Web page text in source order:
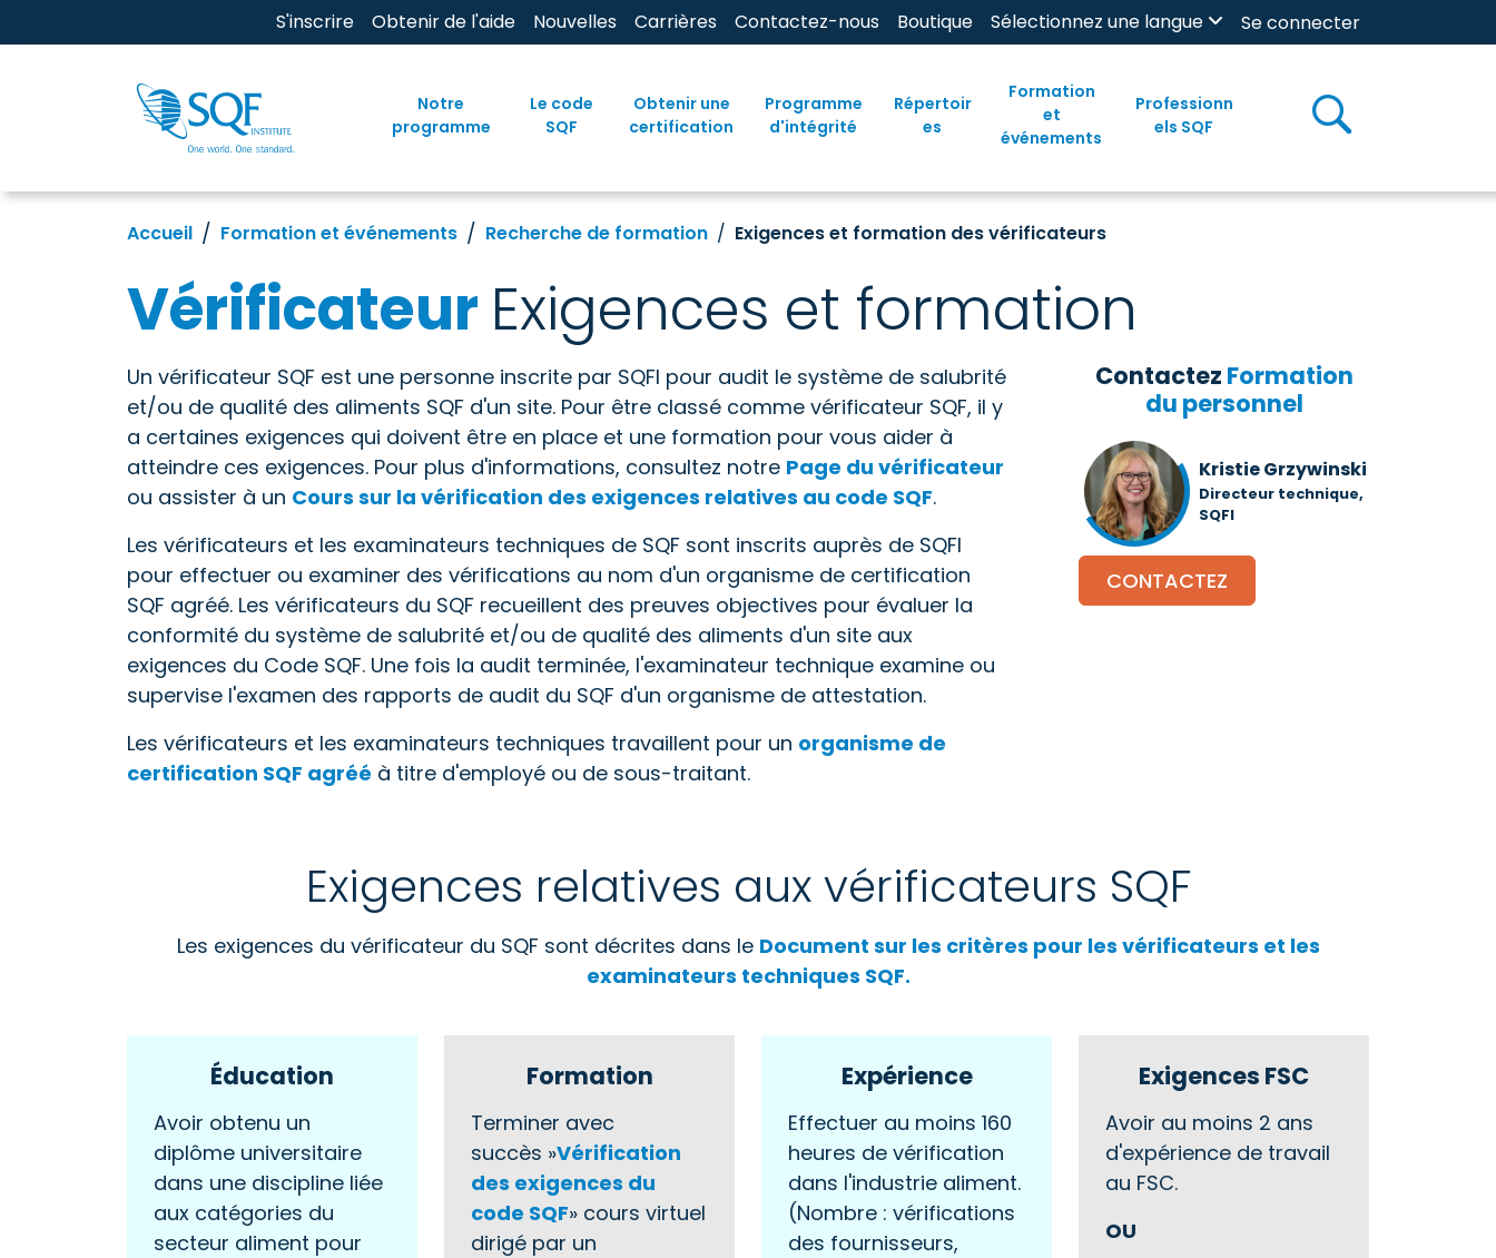
S'inscrire Obtenir de l'aide Nouvelles Carrières Contactez-nous Boutique Sélectionnez une langue Se connecter
Notre
programme
Le code
SQF
Obtenir une
certification
Programme
d'intégrité
Répertoir
es
Formation
et
événements
Professionn
els SQF
Accueil Formation et événements Recherche de formation Exigences et formation des vérificateurs
Vérificateur Exigences et formation
Un vérificateur SQF est une personne inscrite par SQFI pour audit le système de salubrité
et/ou de qualité des aliments SQF d'un site. Pour être classé comme vérificateur SQF, il y
a certaines exigences qui doivent être en place et une formation pour vous aider à
atteindre ces exigences. Pour plus d'informations, consultez notre Page du vérificateur
ou assister à un Cours sur la vérification des exigences relatives au code SQF.
Les vérificateurs et les examinateurs techniques de SQF sont inscrits auprès de SQFI
pour effectuer ou examiner des vérifications au nom d'un organisme de certification
SQF agréé. Les vérificateurs du SQF recueillent des preuves objectives pour évaluer la
conformité du système de salubrité et/ou de qualité des aliments d'un site aux
exigences du Code SQF. Une fois la audit terminée, l'examinateur technique examine ou
supervise l'examen des rapports de audit du SQF d'un organisme de attestation.
Les vérificateurs et les examinateurs techniques travaillent pour un organisme de
certification SQF agréé à titre d'employé ou de sous-traitant.
Contactez Formation
du personnel
Kristie Grzywinski
Directeur technique,
SQFI
CONTACTEZ
Exigences relatives aux vérificateurs SQF
Les exigences du vérificateur du SQF sont décrites dans le Document sur les critères pour les vérificateurs et les
examinateurs techniques SQF.
Éducation
Avoir obtenu un
diplôme universitaire
dans une discipline liée
aux catégories du
secteur aliment pour
Formation
Terminer avec
succès »Vérification
des exigences du
code SQF» cours virtuel
dirigé par un
Expérience
Effectuer au moins 160
heures de vérification
dans l'industrie aliment.
(Nombre : vérifications
des fournisseurs,
Exigences FSC
Avoir au moins 2 ans
d'expérience de travail
au FSC.
OU